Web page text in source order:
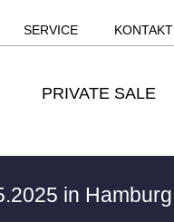
SERVICE KONTAKT
PRIVATE SALE
in Hamburg